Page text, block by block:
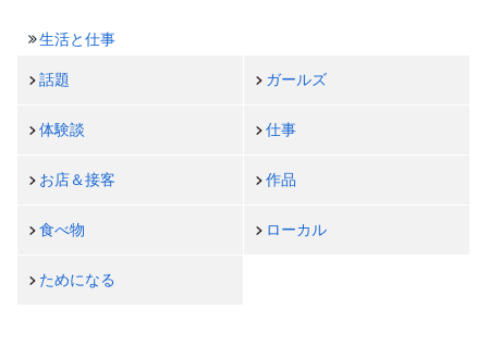
生活と仕事
話題 ガールズ
体験談 仕事
お店＆接客 作品
食べ物 ローカル
ためになる